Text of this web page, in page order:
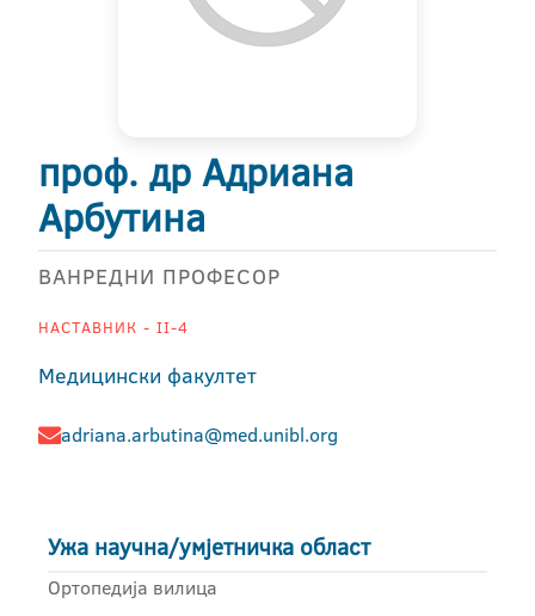
проф. др Адриана
Арбутина
ВАНРЕДНИ ПРОФЕСОР
НАСТАВНИК - II-4
Медицински факултет
adriana.arbutina@med.unibl.org
Ужа научна/умјетничка област
Ортопедија вилица